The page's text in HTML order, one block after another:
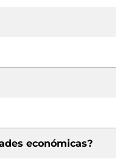
económicas?